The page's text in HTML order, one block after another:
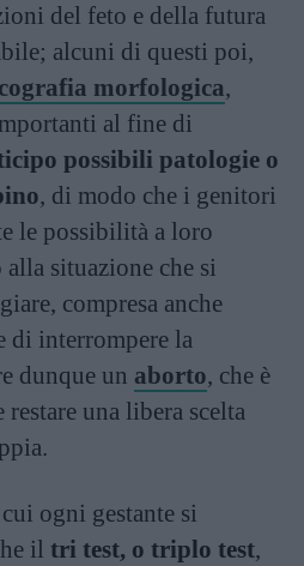
del feto e della futura
alcuni di questi poi,
morfologica,
al fine di
possibili patologie o
, di modo che i genitori
le possibilità a loro
situazione che si
compresa anche
di interrompere la
dunque un aborto, che è
restare una libera scelta
ogni gestante si
il tri test, o triplo test,